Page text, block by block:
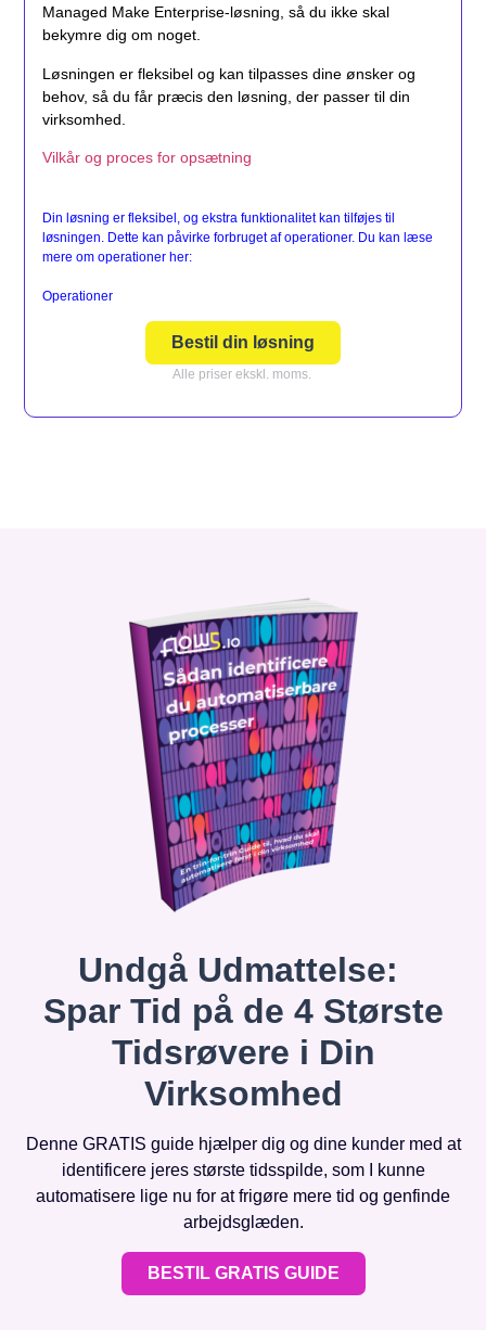
Managed Make Enterprise-løsning, så du ikke skal
bekymre dig om noget.
Løsningen er fleksibel og kan tilpasses dine ønsker og
behov, så du får præcis den løsning, der passer til din
virksomhed.
Vilkår og proces for opsætning
Din løsning er fleksibel, og ekstra funktionalitet kan tilføjes til
løsningen. Dette kan påvirke forbruget af operationer. Du kan læse
mere om operationer her:
Operationer
Bestil din løsning
Alle priser ekskl. moms.
Undgå Udmattelse:
Spar Tid på de 4 Største
Tidsrøvere i Din
Virksomhed
Denne GRATIS guide hjælper dig og dine kunder med at
identificere jeres største tidsspilde, som I kunne
automatisere lige nu for at frigøre mere tid og genfinde
arbejdsglæden.
BESTIL GRATIS GUIDE